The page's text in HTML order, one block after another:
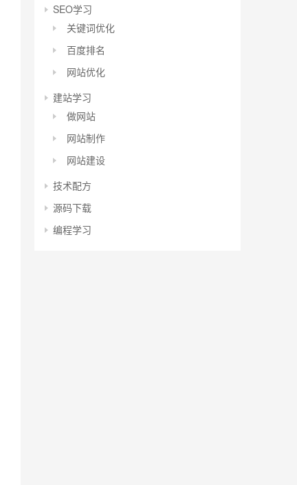
SEO学习
关键词优化
百度排名
网站优化
建站学习
做网站
网站制作
网站建设
技术配方
源码下载
编程学习